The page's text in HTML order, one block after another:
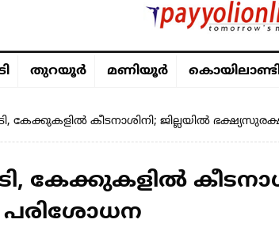
തുറയൂര്‍ മണിയൂര്‍
കീടനാശിനി; ജില്ലയിൽ
പരിശോധന